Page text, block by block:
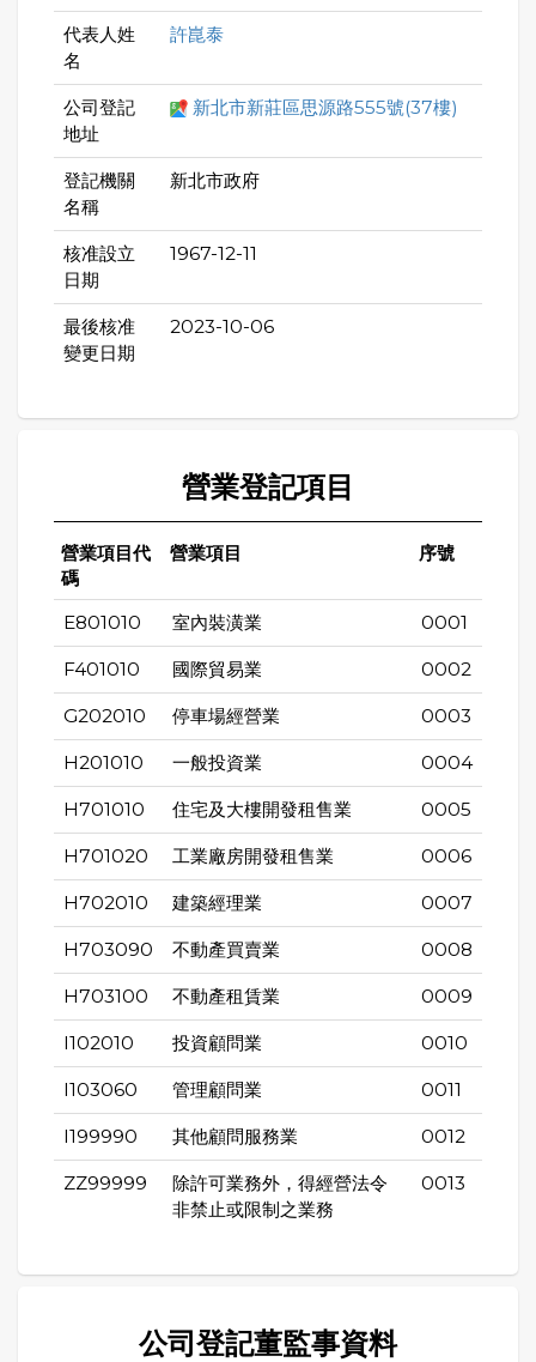
代表人姓
名
許崑泰
公司登記
地址
新北市新莊區思源路555號(37樓)
登記機關
名稱
新北市政府
核准設立
日期
1967-12-11
最後核准
變更日期
2023-10-06
營業登記項目
營業項目代
碼
營業項目 序號
E801010 室內裝潢業 0001
F401010 國際貿易業 0002
G202010 停車場經營業 0003
H201010 一般投資業 0004
H701010 住宅及大樓開發租售業 0005
H701020 工業廠房開發租售業 0006
H702010 建築經理業 0007
H703090 不動產買賣業 0008
H703100 不動產租賃業 0009
I102010 投資顧問業 0010
I103060 管理顧問業 0011
I199990 其他顧問服務業 0012
ZZ99999
除許可業務外，得經營法令
非禁止或限制之業務
0013
公司登記董監事資料